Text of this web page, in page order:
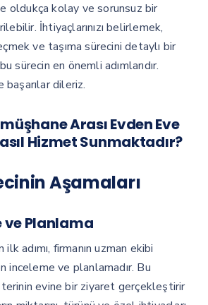
oldukça kolay ve sorunsuz bir
İhtiyaçlarınızı belirlemek,
ve taşıma sürecini detaylı bir
sürecin en önemli adımlarıdır.
başarılar dileriz.
Arası Evden Eve
Hizmet Sunmaktadır?
Aşamaları
ve Planlama
ilk adımı, firmanın uzman ekibi
inceleme ve planlamadır. Bu
evine bir ziyaret gerçekleştirir